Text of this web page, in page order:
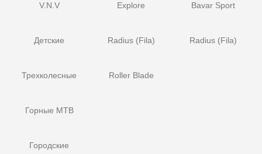
V.N.V
Детские
Трехколесные
Горные MTB
Городские
Explore
Radius (Fila)
Roller Blade
Bavar Sport
Radius (Fila)